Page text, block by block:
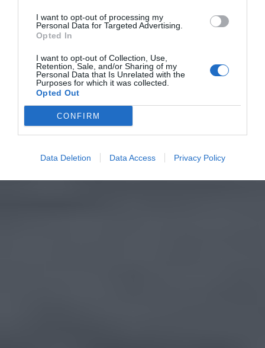
I want to opt-out of processing my
Personal Data for Targeted Advertising.
Opted In
I want to opt-out of Collection, Use,
Retention, Sale, and/or Sharing of my
Personal Data that Is Unrelated with the
Purposes for which it was collected.
Opted Out
CONFIRM
Data Deletion Data Access Privacy Policy